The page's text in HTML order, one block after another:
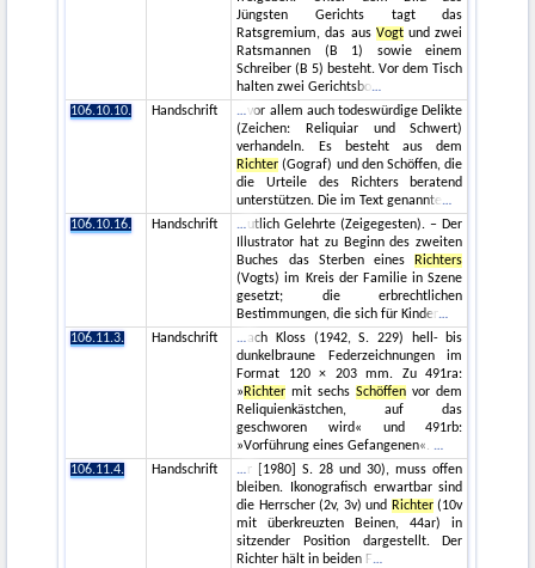
Jüngsten Gerichts tagt das
Ratsgremium, das aus Vogtund zwei
Ratsmannen (B 1) sowie einem
Schreiber (B 5) besteht. Vor dem Tisch
halten zwei Gerichtsbo
106.10.10.
Handschrift
vor allem auch todeswürdige Delikte
(Zeichen: Reliquiar und Schwert)
verhandeln. Es besteht aus dem
Richter (Gograf) und den Schöffen, die
die Urteile des Richters beratend
unterstützen. Die im Text genannte
106.10.16.
Handschrift
utlich Gelehrte (Zeigegesten). – Der
Illustrator hat zu Beginn des zweiten
Buches das Sterben eines
Richters
(Vogts) im Kreis der Familie in Szene
gesetzt; die erbrechtlichen
Bestimmungen, die sich für Kinder
106.11.3.
Handschrift
ach Kloss (1942, S. 229) hell- bis
dunkelbraune Federzeichnungen im
Format 120 × 203 mm. Zu 491ra:
» Richter mit sechsSchöffen vor dem
Reliquienkästchen, auf das
geschworen wird« und 491rb:
»Vorführung eines Gefangenen«.
106.11.4.
Handschrift
r [1980] S. 28 und 30), muss offen
bleiben. Ikonografisch erwartbar sind
die Herrscher (2v, 3v) und Richter(10v
mit überkreuzten Beinen, 44ar) in
sitzender Position dargestellt. Der
Richter hält in beiden F